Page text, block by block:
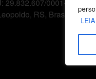
29.832.607/0001-10
RS, Brasil